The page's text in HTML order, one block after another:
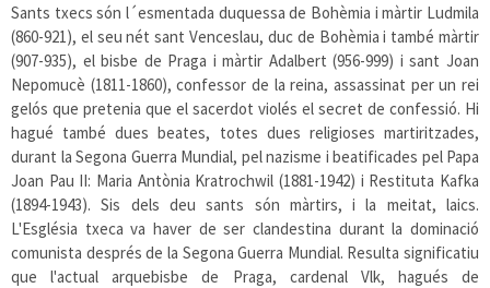
Sants txecs són l´esmentada duquessa de Bohèmia i màrtir Ludmila
(860-921), el seu nét sant Venceslau, duc de Bohèmia i també màrtir
(907-935), el bisbe de Praga i màrtir Adalbert (956-999) i sant Joan
Nepomucè (1811-1860), confessor de la reina, assassinat per un rei
gelós que pretenia que el sacerdot violés el secret de confessió. Hi
hagué també dues beates, totes dues religioses martiritzades,
durant la Segona Guerra Mundial, pel nazisme i beatificades pel Papa
Joan Pau II: Maria Antònia Kratrochwil (1881-1942) i Restituta Kafka
(1894-1943). Sis dels deu sants són màrtirs, i la meitat, laics.
L'Església txeca va haver de ser clandestina durant la dominació
comunista després de la Segona Guerra Mundial. Resulta significatiu
que l'actual arquebisbe de Praga, cardenal Vlk, hagués de